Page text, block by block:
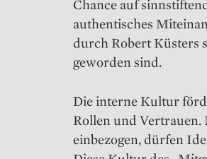
Chance auf
authentisches
durch Robert Küsters
geworden sind.
Die interne Kultur
Rollen und Vertrauen.
einbezogen, dürfen